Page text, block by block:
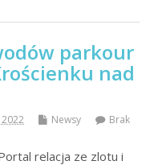
parkour
nad
Newsy
Brak
relacja ze zlotu i